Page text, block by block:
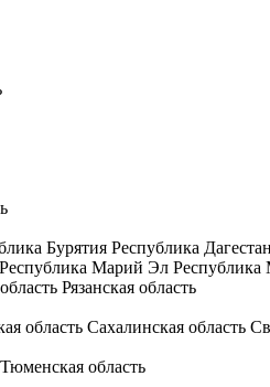
Бурятия Республика Дагестан
Республика Марий Эл Республика
Рязанская область
область Сахалинская область
Тюменская область